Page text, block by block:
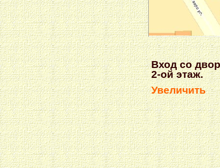
Вход со
2-ой этаж.
Увеличить